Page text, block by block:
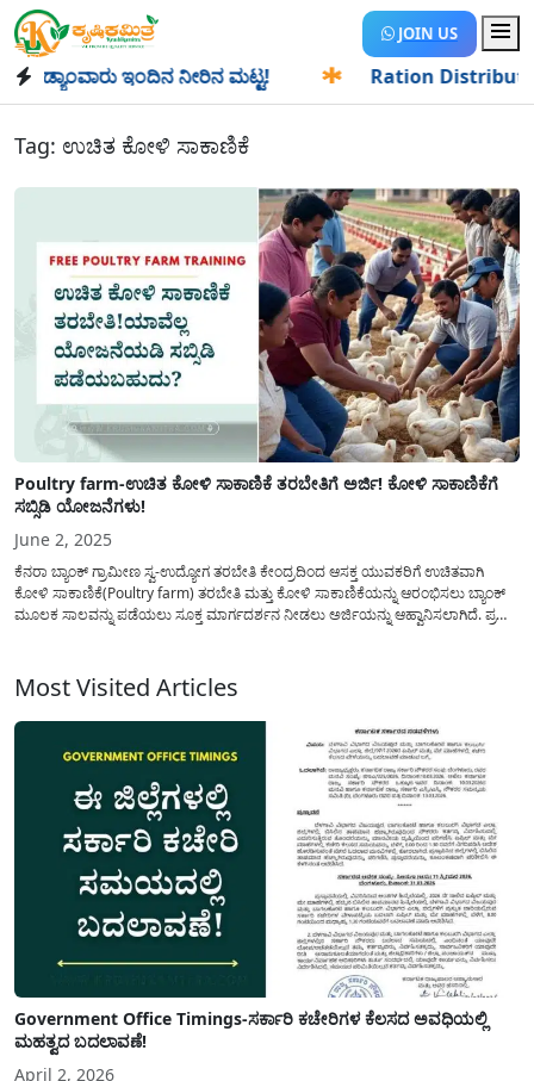
JOIN US
ಇಂದಿನ ನೀರಿನ ಮಟ್ಟ! Ration Distribution-
Tag: ಉಚಿತ ಕೋಳಿ ಸಾಕಾಣಿಕೆ
Poultry farm-ಉಚಿತ ಕೋಳಿ ಸಾಕಾಣಿಕೆ ತರಬೇತಿಗೆ ಅರ್ಜಿ! ಕೋಳಿ ಸಾಕಾಣಿಕೆಗೆ
ಸಬ್ಸಿಡಿ ಯೋಜನೆಗಳು!
June 2, 2025
ಕೆನರಾ ಬ್ಯಾಂಕ್ ಗ್ರಾಮೀಣ ಸ್ವ-ಉದ್ಯೋಗ ತರಬೇತಿ ಕೇಂದ್ರದಿಂದ ಆಸಕ್ತ ಯುವಕರಿಗೆ ಉಚಿತವಾಗಿ
ಕೋಳಿ ಸಾಕಾಣಿಕೆ(Poultry farm) ತರಬೇತಿ ಮತ್ತು ಕೋಳಿ ಸಾಕಾಣಿಕೆಯನ್ನು ಆರಂಭಿಸಲು ಬ್ಯಾಂಕ್
ಮೂಲಕ ಸಾಲವನ್ನು ಪಡೆಯಲು ಸೂಕ್ತ ಮಾರ್ಗದರ್ಶನ ನೀಡಲು ಅರ್ಜಿಯನ್ನು ಆಹ್ವಾನಿಸಲಾಗಿದೆ. ಪ್ರಸ್ತುತ
Most Visited Articles
Government Office Timings-ಸರ್ಕಾರಿ ಕಚೇರಿಗಳ ಕೆಲಸದ ಅವಧಿಯಲ್ಲಿ
ಮಹತ್ವದ ಬದಲಾವಣೆ!
April 2, 2026